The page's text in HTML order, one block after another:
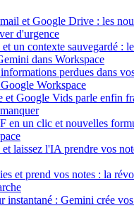
et Google Drive : les
d'urgence
un contexte sauvegardé :
dans Workspace
perdues dans
Workspace
et Google Vids parle enfin
en un clic et nouvelles
laissez l'IA prendre vos
et prend vos notes : la
instantané : Gemini crée